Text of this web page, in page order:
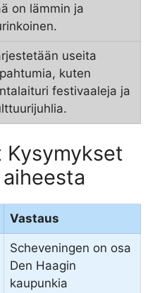
on lämmin ja
useita
kuten
festivaaleja ja
Kysymykset
Vastaus
Scheveningen on osa
Den Haagin
kaupunkia